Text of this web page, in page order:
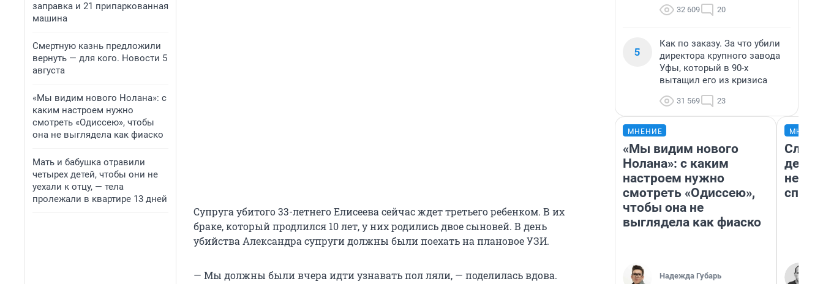
заправка и 21 припаркованная
машина
Смертную казнь предложили
вернуть — для кого. Новости 5
августа
«Мы видим нового Нолана»: с
каким настроем нужно
смотреть «Одиссею», чтобы
она не выглядела как фиаско
Мать и бабушка отравили
четырех детей, чтобы они не
уехали к отцу, — тела
пролежали в квартире 13 дней
Супруга убитого 33-летнего Елисеева сейчас ждет третьего ребенком. В их
браке, который продлился 10 лет, у них родились двое сыновей. В день
убийства Александра супруги должны были поехать на плановое УЗИ.
— Мы должны были вчера идти узнавать пол ляли, — поделилась вдова.
32 609 20
5
Как по заказу. За что убили
директора крупного завода
Уфы, который в 90-х
вытащил его из кризиса
31 569 23
МНЕНИЕ
«Мы видим нового
Нолана»: с каким
настроем нужно
смотреть «Одиссею»,
чтобы она не
выглядела как фиаско
Надежда Губарь